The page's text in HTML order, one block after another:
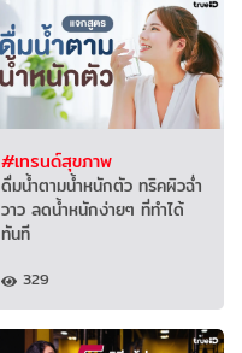
#เทรนด์สุขภาพ
ดื่มน้ำตามน้ำหนักตัว ทริคผิวฉ่ำ
วาว ลดน้ำหนักง่ายๆ ที่ทำได้
ทันที
329